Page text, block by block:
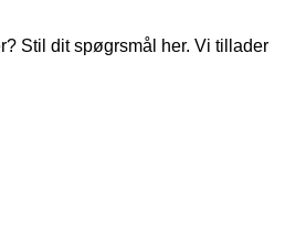
Stil dit spøgrsmål her. Vi tillader